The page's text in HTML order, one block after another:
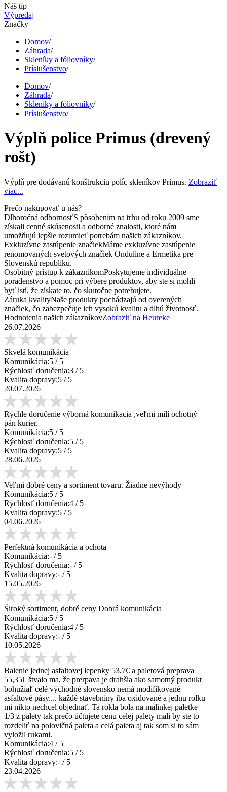
Náš tip
Výpredaj
Značky
Domov/
Záhrada/
Skleníky a fóliovníky/
Príslušenstvo/
Domov/
Záhrada/
Skleníky a fóliovníky/
Príslušenstvo/
Výplň police Primus (drevený
rošt)
Výplň pre dodávanú konštrukciu políc skleníkov Primus. Zobraziť
viac...
Prečo nakupovať u nás?
Dlhoročná odbornosťS pôsobením na trhu od roku 2009 sme
získali cenné skúsenosti a odborné znalosti, ktoré nám
umožňujú lepšie rozumieť potrebám našich zákazníkov.
Exkluzívne zastúpenie značiekMáme exkluzívne zastúpenie
renomovaných svetových značiek Onduline a Ermetika pre
Slovenskú republiku.
Osobitný prístup k zákazníkomPoskytujeme individuálne
poradenstvo a pomoc pri výbere produktov, aby ste si mohli
byť istí, že získate to, čo skutočne potrebujete.
Záruka kvalityNaše produkty pochádzajú od overených
značiek, čo zabezpečuje ich vysokú kvalitu a dlhú životnosť.
Hodnotenia našich zákazníkovZobraziť na Heureke
26.07.2026
Skvelá komunikácia
Komunikácia:5 / 5
Rýchlosť doručenia:3 / 5
Kvalita dopravy:5 / 5
20.07.2026
Rýchle doručenie výborná komunikacia ,veľmi milí ochotný
pán kurier.
Komunikácia:5 / 5
Rýchlosť doručenia:5 / 5
Kvalita dopravy:5 / 5
28.06.2026
Veľmi dobré ceny a sortiment tovaru. Žiadne nevýhody
Komunikácia:5 / 5
Rýchlosť doručenia:4 / 5
Kvalita dopravy:5 / 5
04.06.2026
Perfektná komunikácia a ochota
Komunikácia:- / 5
Rýchlosť doručenia:- / 5
Kvalita dopravy:- / 5
15.05.2026
Široký sortiment, dobré ceny Dobrá komunikácia
Komunikácia:5 / 5
Rýchlosť doručenia:4 / 5
Kvalita dopravy:- / 5
10.05.2026
Balenie jednej asfaltovej lepenky 53,7€ a paletová preprava
55,35€ štvalo ma, že prerpava je drahšia ako samotný produkt
bohužiaľ celé východné slovensko nemá modifikované
asfaltové pásy.... každé stavebniny iba oxidované a jednu rolku
mi nikto nechcel objednať. Ta rokla bola na malinkej paletke
1/3 z palety tak prečo účtujete cenu celej palety mali by ste to
rozdeliť na polovičná paleta a celá paleta aj tak som si to sám
vyložil rukami.
Komunikácia:4 / 5
Rýchlosť doručenia:5 / 5
Kvalita dopravy:- / 5
23.04.2026